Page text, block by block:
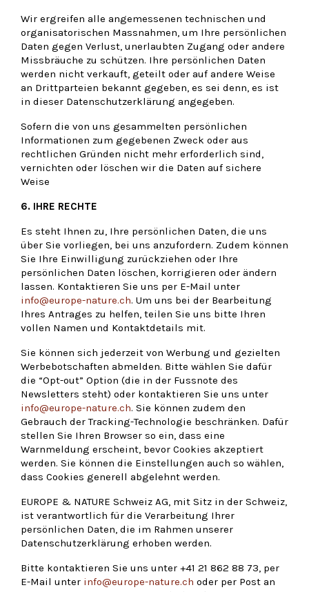
Wir ergreifen alle angemessenen technischen und
organisatorischen Massnahmen, um Ihre persönlichen
Daten gegen Verlust, unerlaubten Zugang oder andere
Missbräuche zu schützen. Ihre persönlichen Daten
werden nicht verkauft, geteilt oder auf andere Weise
an Drittparteien bekannt gegeben, es sei denn, es ist
in dieser Datenschutzerklärung angegeben.
Sofern die von uns gesammelten persönlichen
Informationen zum gegebenen Zweck oder aus
rechtlichen Gründen nicht mehr erforderlich sind,
vernichten oder löschen wir die Daten auf sichere
Weise
6. IHRE RECHTE
Es steht Ihnen zu, Ihre persönlichen Daten, die uns
über Sie vorliegen, bei uns anzufordern. Zudem können
Sie Ihre Einwilligung zurückziehen oder Ihre
persönlichen Daten löschen, korrigieren oder ändern
lassen. Kontaktieren Sie uns per E-Mail unter
info@europe-nature.ch. Um uns bei der Bearbeitung
Ihres Antrages zu helfen, teilen Sie uns bitte Ihren
vollen Namen und Kontaktdetails mit.
Sie können sich jederzeit von Werbung und gezielten
Werbebotschaften abmelden. Bitte wählen Sie dafür
die “Opt-out” Option (die in der Fussnote des
Newsletters steht) oder kontaktieren Sie uns unter
info@europe-nature.ch. Sie können zudem den
Gebrauch der Tracking-Technologie beschränken. Dafür
stellen Sie Ihren Browser so ein, dass eine
Warnmeldung erscheint, bevor Cookies akzeptiert
werden. Sie können die Einstellungen auch so wählen,
dass Cookies generell abgelehnt werden.
EUROPE & NATURE Schweiz AG, mit Sitz in der Schweiz,
ist verantwortlich für die Verarbeitung Ihrer
persönlichen Daten, die im Rahmen unserer
Datenschutzerklärung erhoben werden.
Bitte kontaktieren Sie uns unter +41 21 862 88 73, per
E-Mail unter info@europe-nature.ch oder per Post an